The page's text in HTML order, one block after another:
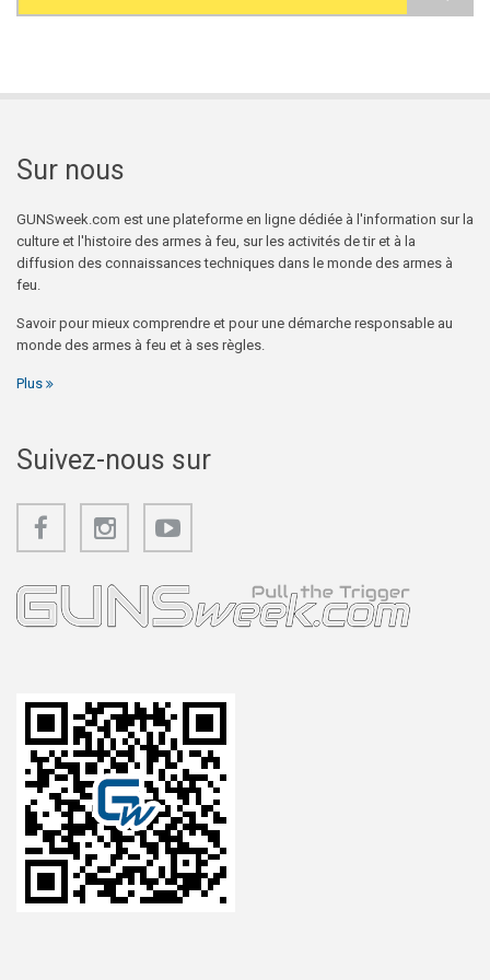
Search form
Sur nous
GUNSweek.com est une plateforme en ligne dédiée à l'information sur la
culture et l'histoire des armes à feu, sur les activités de tir et à la
diffusion des connaissances techniques dans le monde des armes à
feu.
Savoir pour mieux comprendre et pour une démarche responsable au
monde des armes à feu et à ses règles.
Plus
Suivez-nous sur